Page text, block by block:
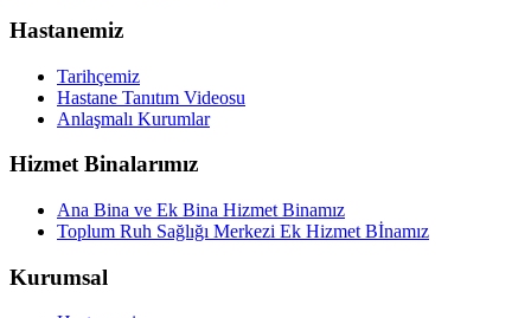
Hastanemiz
Tarihçemiz
Hastane Tanıtım Videosu
Anlaşmalı Kurumlar
Hizmet Binalarımız
Ana Bina ve Ek Bina Hizmet Binamız
Toplum Ruh Sağlığı Merkezi Ek Hizmet Bİnamız
Kurumsal